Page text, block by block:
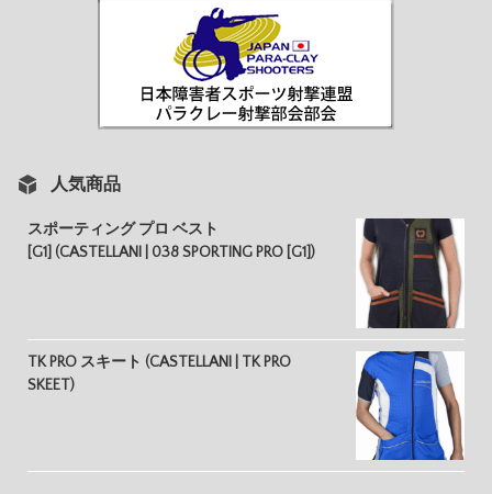
人気商品
スポーティング プロ ベスト
[G1] (CASTELLANI | 038 SPORTING PRO [G1])
TK PRO スキート (CASTELLANI | TK PRO
SKEET)